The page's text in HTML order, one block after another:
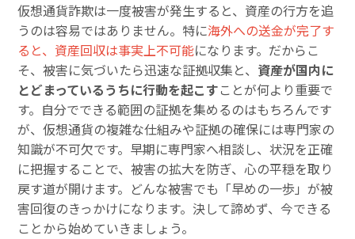
仮想通貨詐欺は一度被害が発生すると、資産の行方を追
うのは容易ではありません。特に海外への送金が完了す
ると、資産回収は事実上不可能になります。だからこ
そ、被害に気づいたら迅速な証拠収集と、 資産が国内に
とどまっているうちに行動を起こすことが何より重要で
す。自分でできる範囲の証拠を集めるのはもちろんです
が、仮想通貨の複雑な仕組みや証拠の確保には専門家の
知識が不可欠です。早期に専門家へ相談し、状況を正確
に把握することで、被害の拡大を防ぎ、心の平穏を取り
戻す道が開けます。どんな被害でも「早めの一歩」が被
害回復のきっかけになります。決して諦めず、今できる
ことから始めていきましょう。